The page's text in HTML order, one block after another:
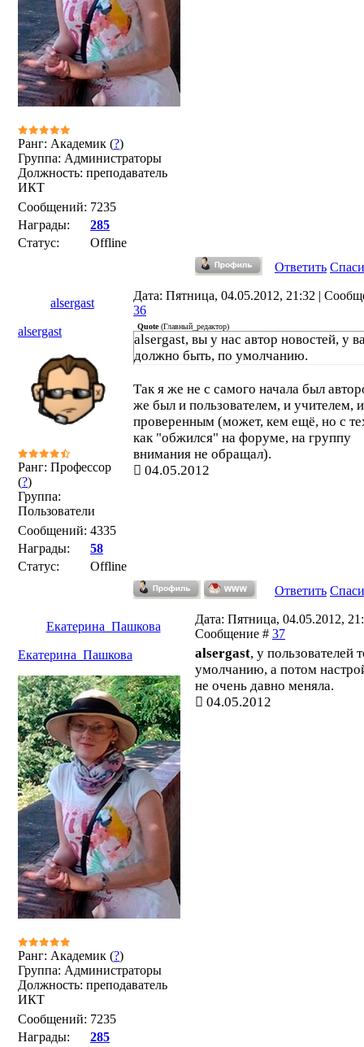
Ранг: Академик (?)
Группа: Администраторы
Должность: преподаватель
ИКТ
Сообщений: 7235
Награды:
285
Статус:
Offline
Ответить
alsergast
Дата: Пятница, 04.05.2012, 21:32 |
36
alsergast
Ранг: Профессор
(?)
Группа:
Пользователи
Сообщений: 4335
Награды:
58
Статус:
Offline
Quote(Главный_редактор)
alsergast, вы у нас автор новостей, у
должно быть, по умолчанию.
Так я же не с самого начала был
же был и пользователем, и учителем, и
проверенным (может, кем ещё, но с
как "обжился" на форуме, на группу
внимания не обращал).
04.05.2012
Ответить
Екатерина_Пашкова
Дата: Пятница, 04.05.2012,
Сообщение # 37
Екатерина_Пашкова
Ранг: Академик (?)
Группа: Администраторы
Должность: преподаватель
ИКТ
Сообщений: 7235
Награды:
285
alsergast, у пользователей
умолчанию, а потом
не очень давно меняла.
04.05.2012